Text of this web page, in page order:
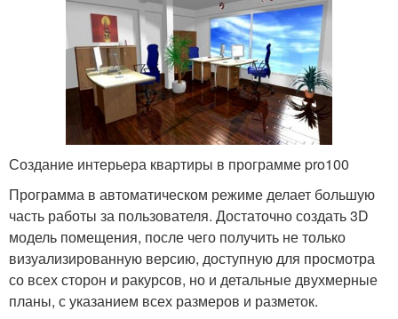
Создание интерьера квартиры в программе pro100
Программа в автоматическом режиме делает большую
часть работы за пользователя. Достаточно создать 3D
модель помещения, после чего получить не только
визуализированную версию, доступную для просмотра
со всех сторон и ракурсов, но и детальные двухмерные
планы, с указанием всех размеров и разметок.